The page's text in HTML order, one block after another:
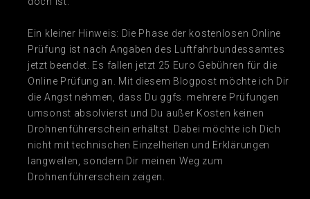
Ein kleiner Hinweis: Die Phase der kostenlosen Online
Prüfung ist nach Angaben des Luftfahrbundessamtes
jetzt beendet. Es fallen jetzt 25 Euro Gebühren für die
Online Prüfung an. Mit diesem Blogpost möchte ich Dir
die Angst nehmen, dass Du ggfs. mehrere Prüfungen
umsonst absolvierst und Du außer Kosten keinen
Drohnenführerschein erhältst. Dabei möchte ich Dich
nicht mit technischen Einzelheiten und Erklärungen
langweilen, sondern Dir meinen Weg zum
Drohnenführerschein zeigen.